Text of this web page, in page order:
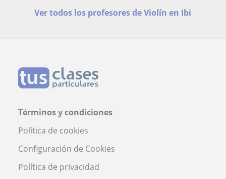
Ver todos los profesores de Violín en Ibi
Términos y condiciones
Política de cookies
Configuración de Cookies
Política de privacidad